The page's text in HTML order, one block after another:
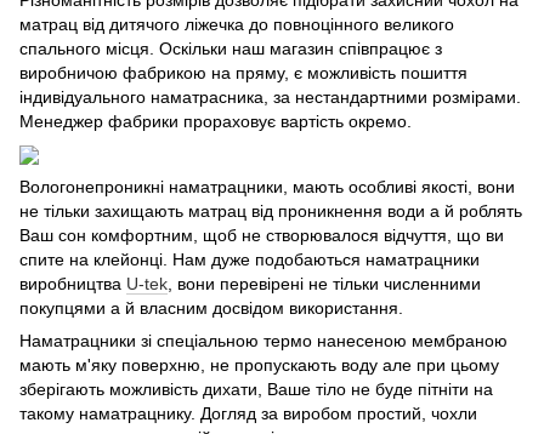
матрац від дитячого ліжечка до повноцінного великого
спального місця. Оскільки наш магазин співпрацює з
виробничою фабрикою на пряму, є можливість пошиття
індивідуального наматрасника, за нестандартними розмірами.
Менеджер фабрики прораховує вартість окремо.
Вологонепроникні наматрацники, мають особливі якості, вони
не тільки захищають матрац від проникнення води а й роблять
Ваш сон комфортним, щоб не створювалося відчуття, що ви
спите на клейонці. Нам дуже подобаються наматрацники
виробництва U-tek , вони перевірені не тільки численними
покупцями а й власним досвідом використання.
Наматрацники зі спеціальною термо нанесеною мембраною
мають м'яку поверхню, не пропускають воду але при цьому
зберігають можливість дихати, Ваше тіло не буде пітніти на
такому наматрацнику. Догляд за виробом простий, чохли